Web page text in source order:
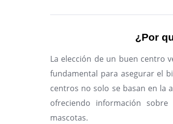
¿Por
La elección de un buen centro
fundamental para asegurar el
centros no solo se basan en la
ofreciendo información
mascotas.